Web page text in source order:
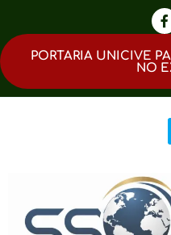
PORTARIA UNICIVE
NO